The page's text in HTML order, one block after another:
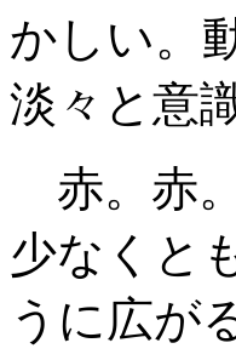
かしい。
淡々と意
赤。赤
少なくと
うに広が